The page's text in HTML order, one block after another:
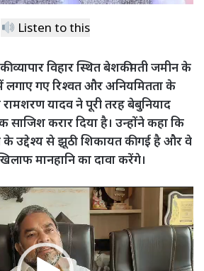
Listen to this
व्यापार विहार स्थित बेशकीमती जमीन के
गए रिश्वत और अनियमितता के
रामशरण यादव ने पूरी तरह बेबुनियाद
साजिश करार दिया है। उन्होंने कहा कि
उद्देश्य से झूठी शिकायत की गई है और वे
मानहानि का दावा करेंगे।